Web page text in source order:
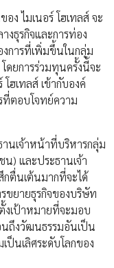
ง ไมเนอร์ โฮเทลส์ จะ
งธุรกิจและการท่อง
การที่เพิ่มขึ้นในกลุ่ม
ดยการร่วมทุนครั้งนี้จะ
ฮเทลส์ เข้ากับองค์
ตอบโจทย์ความ
านเจ้าหน้าที่บริหารกลุ่ม
) และประธานเจ้า
กตื่นเต้นมากที่จะได้
ขยายธุรกิจของบริษัท
งเป้าหมายที่จะมอบ
ถึงวัฒนธรรมอันเป็น
ป็นเลิศระดับโลกของ